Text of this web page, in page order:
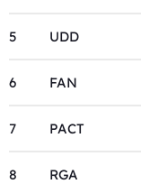
5 UDD
6 FAN
7 PACT
8 RGA